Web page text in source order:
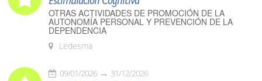
OTRAS ACTIVIDADES DE PROMOCIÓN DE LA
AUTONOMÍA PERSONAL Y PREVENCIÓN DE LA
DEPENDENCIA
Ledesma
09/01/2026 31/12/2026